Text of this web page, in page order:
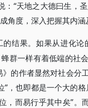
：“天地之大德曰生，
角度，深入把握其内涵
的结果。如果从进化
群一样有着低端的
的作者显然对社会分
”，也即都是一个大的
，而易行乎其中矣”